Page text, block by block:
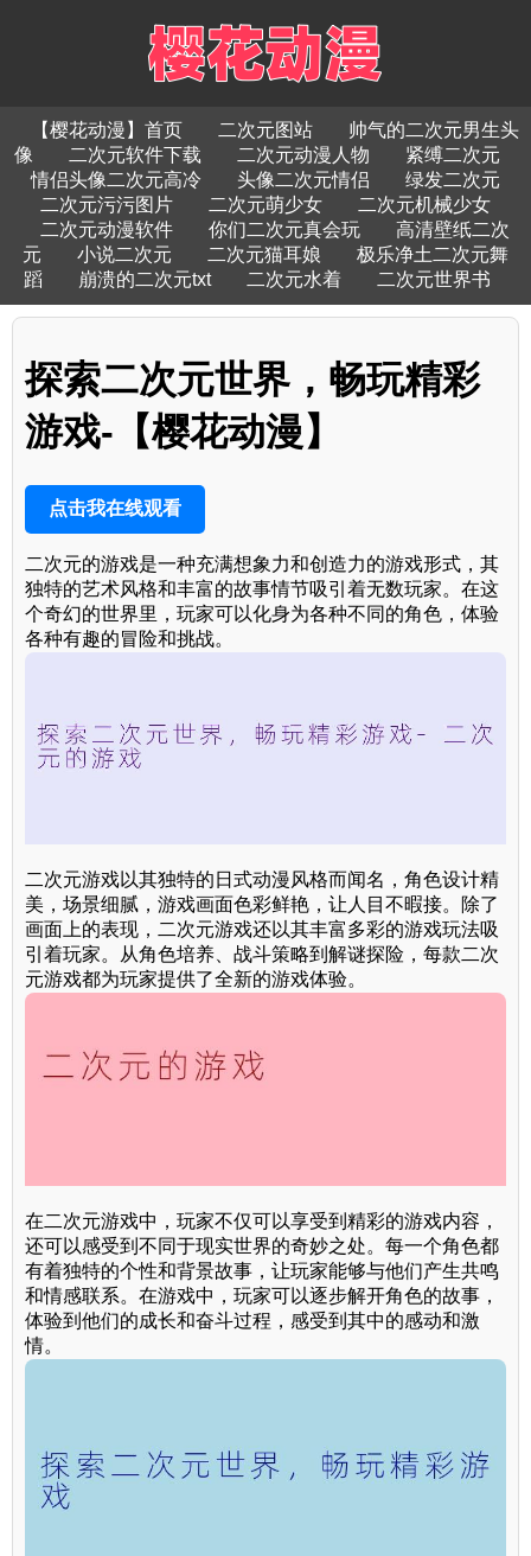
【樱花动漫】首页 二次元图站
帅气的二次元男生头
像
二次元软件下载 二次元动漫人物
紧缚二次元
情侣头像二次元高冷
头像二次元情侣
绿发二次元
二次元污污图片
二次元萌少女
二次元机械少女
二次元动漫软件
你们二次元真会玩
高清壁纸二次
元
小说二次元 二次元猫耳娘
极乐净土二次元舞
蹈
崩溃的二次元txt 二次元水着 二次元世界书
探索二次元世界，畅玩精彩
游戏-【樱花动漫】
点击我在线观看
二次元的游戏是一种充满想象力和创造力的游戏形式，其
独特的艺术风格和丰富的故事情节吸引着无数玩家。在这
个奇幻的世界里，玩家可以化身为各种不同的角色，体验
各种有趣的冒险和挑战。
二次元游戏以其独特的日式动漫风格而闻名，角色设计精
美，场景细腻，游戏画面色彩鲜艳，让人目不暇接。除了
画面上的表现，二次元游戏还以其丰富多彩的游戏玩法吸
引着玩家。从角色培养、战斗策略到解谜探险，每款二次
元游戏都为玩家提供了全新的游戏体验。
在二次元游戏中，玩家不仅可以享受到精彩的游戏内容，
还可以感受到不同于现实世界的奇妙之处。每一个角色都
有着独特的个性和背景故事，让玩家能够与他们产生共鸣
和情感联系。在游戏中，玩家可以逐步解开角色的故事，
体验到他们的成长和奋斗过程，感受到其中的感动和激
情。